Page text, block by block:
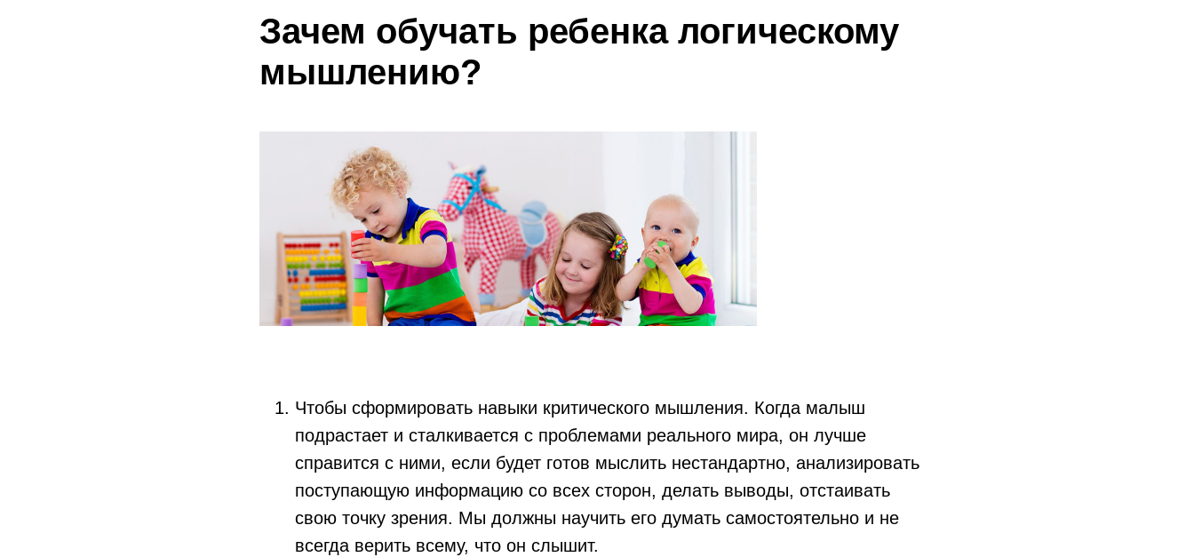
Зачем обучать ребенка логическому
мышлению?
Чтобы сформировать навыки критического мышления. Когда малыш
подрастает и сталкивается с проблемами реального мира, он лучше
справится с ними, если будет готов мыслить нестандартно, анализировать
поступающую информацию со всех сторон, делать выводы, отстаивать
свою точку зрения. Мы должны научить его думать самостоятельно и не
всегда верить всему, что он слышит.